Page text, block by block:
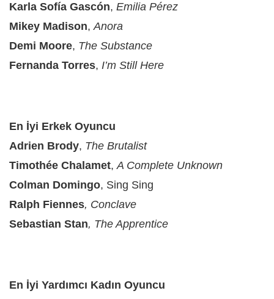
Karla Sofía Gascón, Emilia Pérez
Mikey Madison,Anora
Demi Moore, The Substance
Fernanda Torres, I’m Still Here
En İyi Erkek Oyuncu
Adrien Brody, The Brutalist
Timothée Chalamet,A Complete Unknown
Colman Domingo, Sing Sing
Ralph Fiennes, Conclave
Sebastian Stan, The Apprentice
En İyi Yardımcı Kadın Oyuncu